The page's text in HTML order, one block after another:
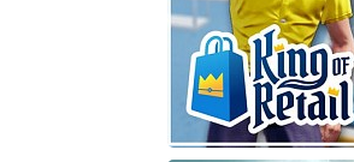
Ostalgie: The